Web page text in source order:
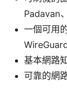
Padavan
一個可用
基本網路
可靠的網